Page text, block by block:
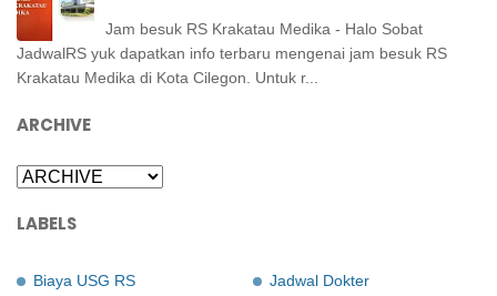
Jam besuk RS Krakatau Medika - Halo Sobat
JadwalRS yuk dapatkan info terbaru mengenai jam besuk RS
Krakatau Medika di Kota Cilegon. Untuk r...
ARCHIVE
LABELS
Biaya USG RS
Jadwal Dokter